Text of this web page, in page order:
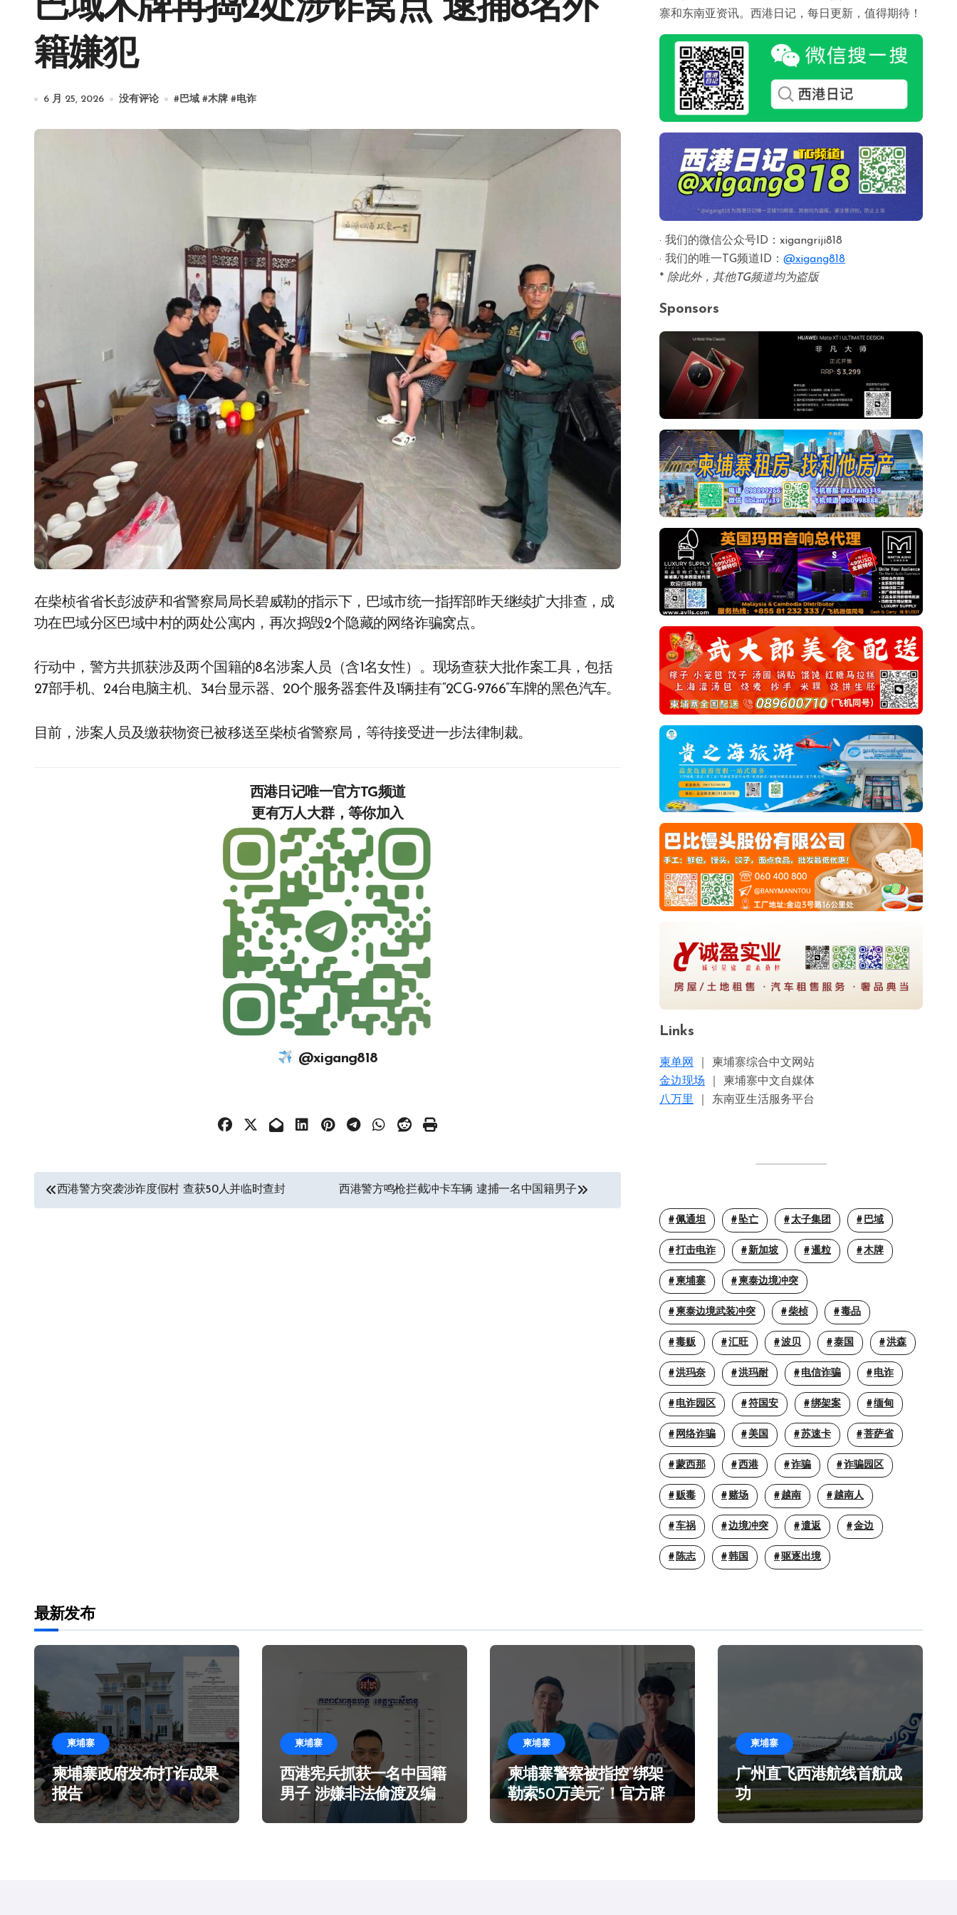
巴域木牌再捣2处涉诈窝点 逮捕8名外
籍嫌犯
6 月 25, 2026 没有评论 #巴域 #木牌 #电诈
在柴桢省省长彭波萨和省警察局局长碧威勒的指示下，巴域市统一指挥部昨天继续扩大排查，成
功在巴域分区巴域中村的两处公寓内，再次捣毁2个隐藏的网络诈骗窝点。
行动中，警方共抓获涉及两个国籍的8名涉案人员（含1名女性）。现场查获大批作案工具，包括
27部手机、24台电脑主机、34台显示器、20个服务器套件及1辆挂有“2CG-9766”车牌的黑色汽车。
目前，涉案人员及缴获物资已被移送至柴桢省警察局，等待接受进一步法律制裁。
西港日记唯一官方TG频道
更有万人大群，等你加入‍‍‍‍‍‍‍‍‍‍‍‍‍
@xigang818
文西港警方突袭涉诈度假村 查获50人并临时查封 西港警方鸣枪拦截冲卡车辆 逮捕一名中国籍男子
寨和东南亚资讯。西港日记，每日更新，值得期待！
· 我们的微信公众号ID：xigangriji818
· 我们的唯一TG频道ID： @xigang818
* 除此外，其他TG频道均为盗版
Sponsors
Links
柬单网
｜ 柬埔寨综合中文网站
金边现场 ｜ 柬埔寨中文自媒体
八万里
｜ 东南亚生活服务平台
佩通坦 坠亡 太子集团 巴域
打击电诈 新加坡 暹粒 木牌
柬埔寨 柬泰边境冲突
柬泰边境武装冲突 柴桢 毒品
毒贩 汇旺 波贝 泰国 洪森
洪玛奈 洪玛耐 电信诈骗 电诈
电诈园区 符国安 绑架案 缅甸
网络诈骗 美国 苏速卡 菩萨省
蒙西那 西港 诈骗 诈骗园区
贩毒 赌场 越南 越南人
车祸 边境冲突 遣返 金边
陈志 韩国 驱逐出境
最新发布
柬埔寨
柬埔寨政府发布打诈成果
报告
柬埔寨
西港宪兵抓获一名中国籍
男子 涉嫌非法偷渡及编
造谎言在海滩乞讨
柬埔寨
柬埔寨警察被指控“绑架
勒索50万美元”！官方辟
柬埔寨
广州直飞西港航线首航成
功